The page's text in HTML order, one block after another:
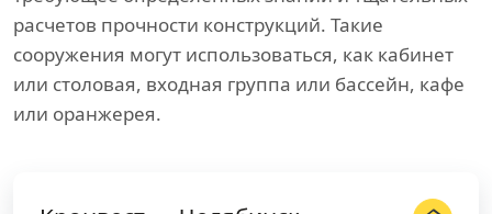
расчетов прочности конструкций. Такие
сооружения могут использоваться, как кабинет
или столовая, входная группа или бассейн, кафе
или оранжерея.